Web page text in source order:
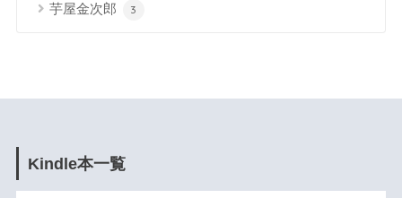
芋屋金次郎 3
Kindle本一覧